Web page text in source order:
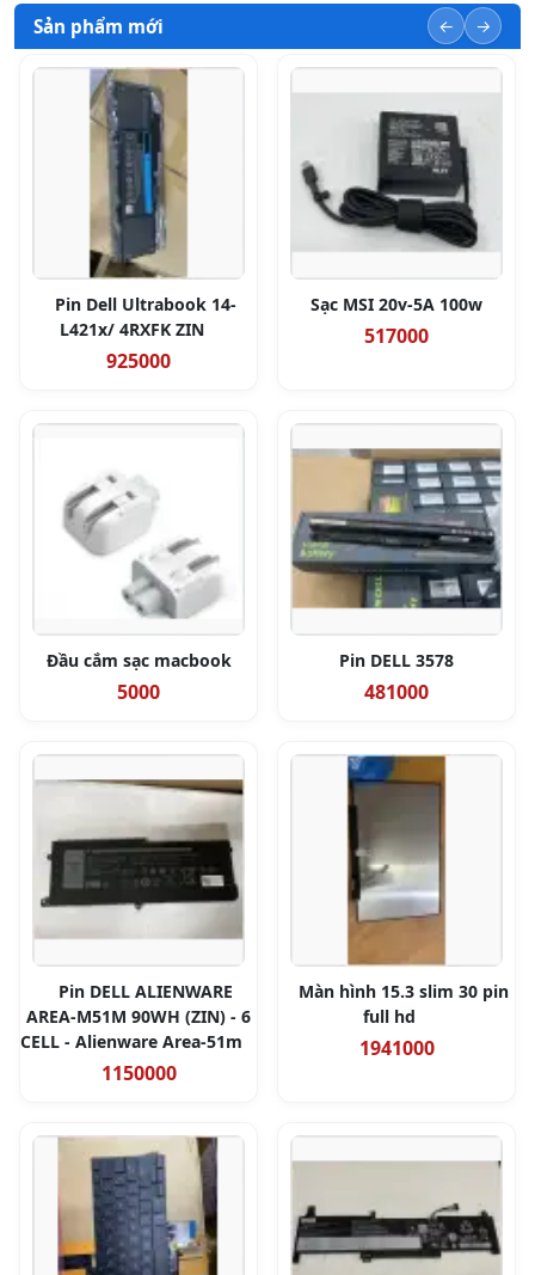
Sản phẩm mới
Pin Dell Ultrabook 14-
L421x/ 4RXFK ZIN
925000
Sạc MSI 20v-5A 100w
517000
Đầu cắm sạc macbook
5000
Pin DELL 3578
481000
Pin DELL ALIENWARE
AREA-M51M 90WH (ZIN) - 6
CELL - Alienware Area-51m
1150000
Màn hình 15.3 slim 30 pin
full hd
1941000